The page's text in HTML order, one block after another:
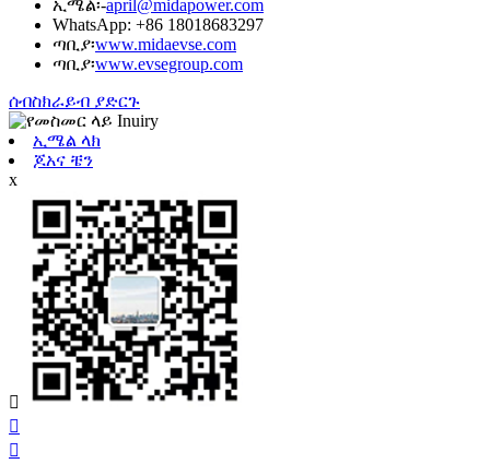
ኢሜል፡-april@midapower.com
WhatsApp: +86 18018683297
ጣቢያ፡www.midaevse.com
ጣቢያ፡www.evsegroup.com
ሰብስክራይብ ያድርጉ
ኢሜል ላክ
ጆአና ቼን
x


